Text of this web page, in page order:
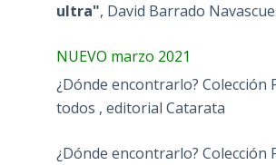
ultra", David Barrado
NUEVO marzo 2021
¿Dónde encontrarlo? Colección
todos , editorial Catarata
¿Dónde encontrarlo? Colección